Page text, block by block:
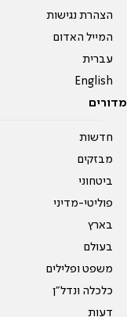
הצהרת נגישות
המייל האדום
עברית
English
מדורים
חדשות
מבזקים
ביטחוני
פוליטי-מדיני
בארץ
בעולם
משפט ופלילים
כלכלה ונדל"ן
דעות